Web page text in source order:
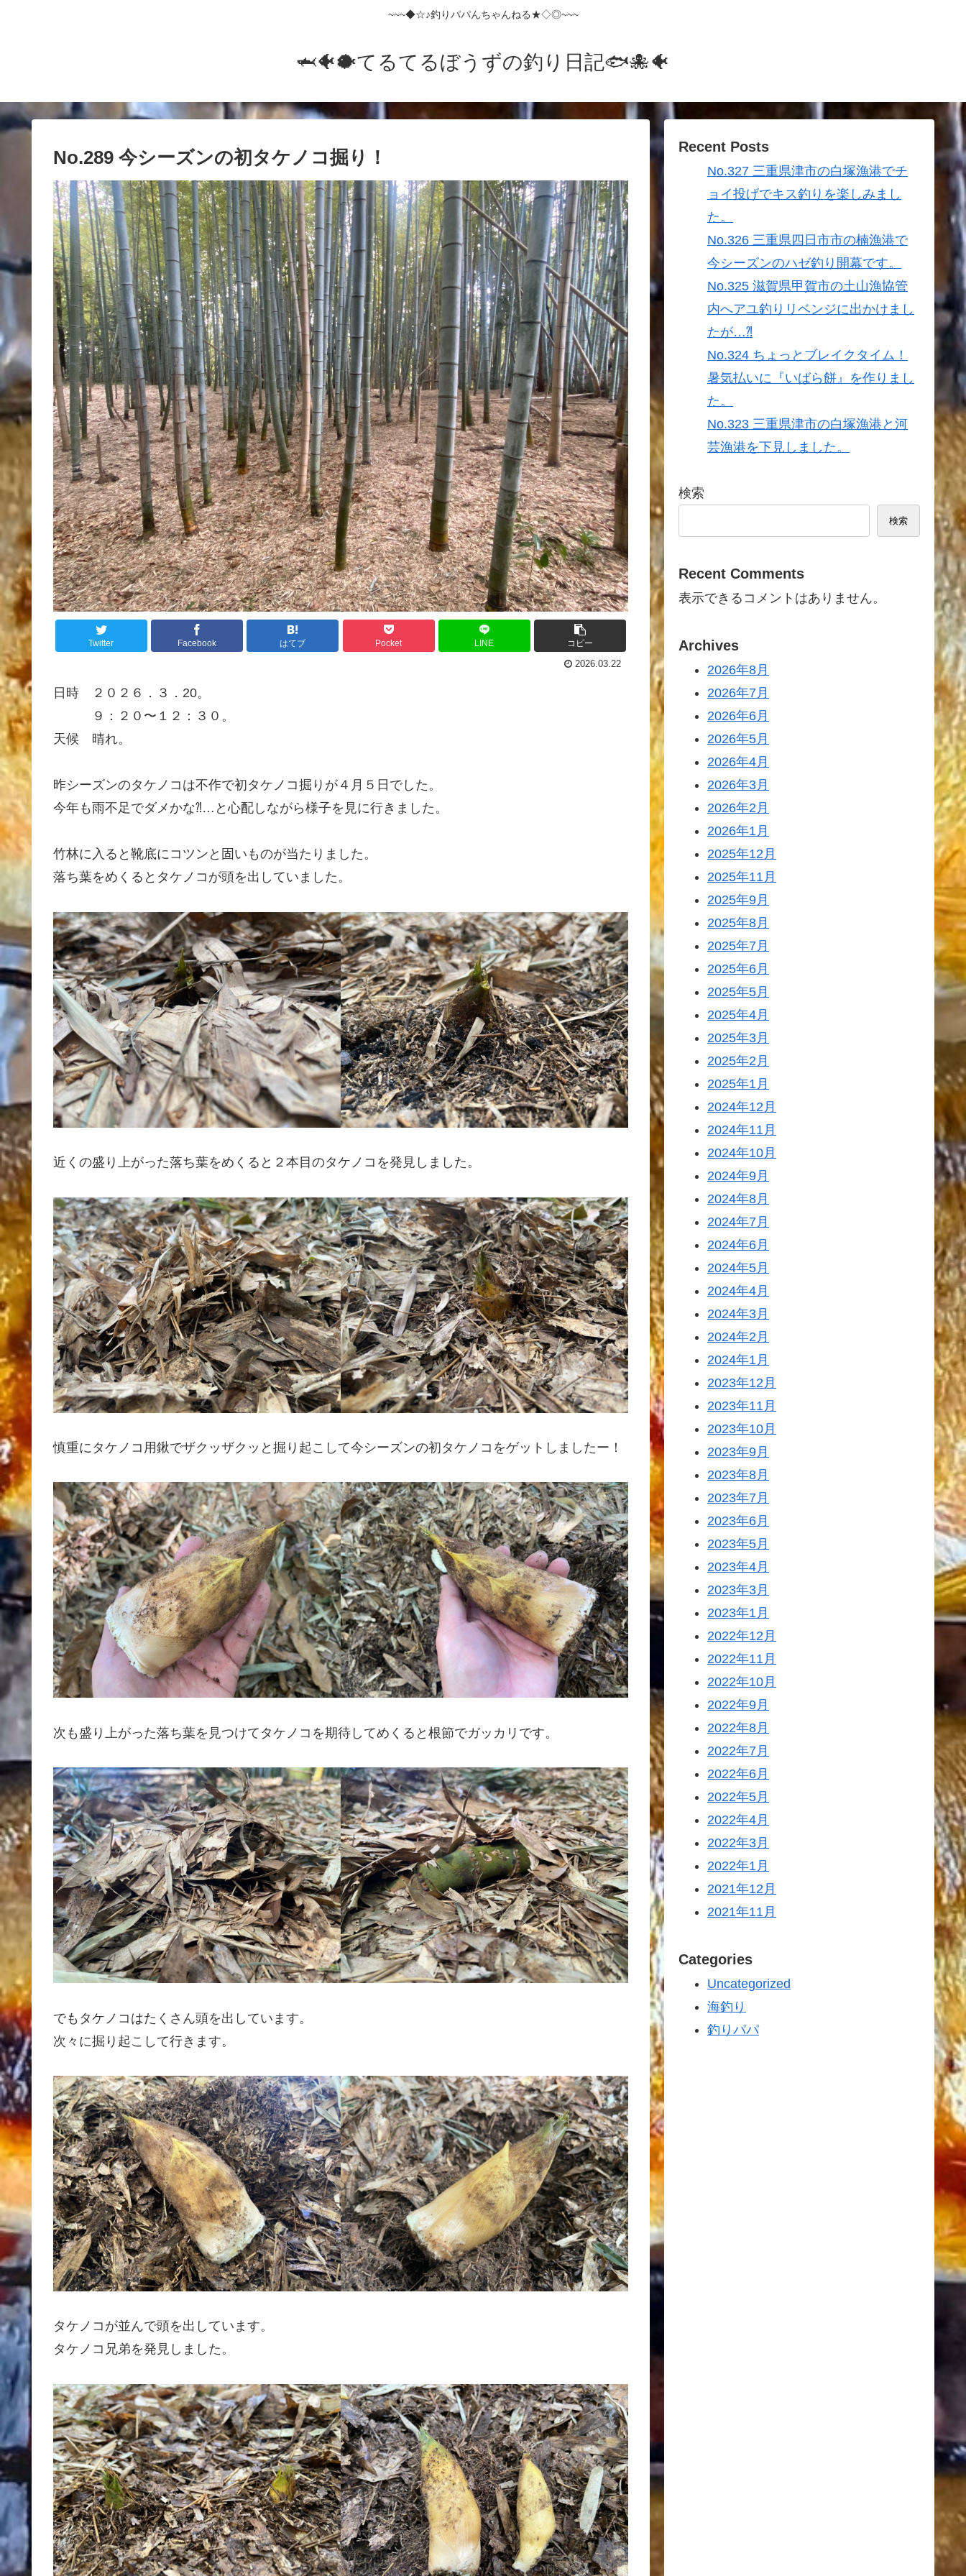
~~~◆☆♪釣りパパんちゃんねる★◇◎~~~
🦈🐠🐡てるてるぼうずの釣り日記🐟️🐙🐠
No.289 今シーズンの初タケノコ掘り！
Twitter Facebook はてブ Pocket LINE コピー
2026.03.22
日時 ２０２６．３．20。
９：２０〜１２：３０。
天候 晴れ。
昨シーズンのタケノコは不作で初タケノコ掘りが４月５日でした。
今年も雨不足でダメかな⁈…と心配しながら様子を見に行きました。
竹林に入ると靴底にコツンと固いものが当たりました。
落ち葉をめくるとタケノコが頭を出していました。
近くの盛り上がった落ち葉をめくると２本目のタケノコを発見しました。
慎重にタケノコ用鍬でザクッザクッと掘り起こして今シーズンの初タケノコをゲットしましたー！
次も盛り上がった落ち葉を見つけてタケノコを期待してめくると根節でガッカリです。
でもタケノコはたくさん頭を出しています。
次々に掘り起こして行きます。
タケノコが並んで頭を出しています。
タケノコ兄弟を発見しました。
Recent Posts
No.327 三重県津市の白塚漁港でチ
ョイ投げでキス釣りを楽しみまし
た。
No.326 三重県四日市市の楠漁港で
今シーズンのハゼ釣り開幕です。
No.325 滋賀県甲賀市の土山漁協管
内へアユ釣りリベンジに出かけまし
たが…⁈
No.324 ちょっとブレイクタイム！
暑気払いに『いばら餅』を作りまし
た。
No.323 三重県津市の白塚漁港と河
芸漁港を下見しました。
検索
検索
Recent Comments
表示できるコメントはありません。
Archives
2026年8月
2026年7月
2026年6月
2026年5月
2026年4月
2026年3月
2026年2月
2026年1月
2025年12月
2025年11月
2025年9月
2025年8月
2025年7月
2025年6月
2025年5月
2025年4月
2025年3月
2025年2月
2025年1月
2024年12月
2024年11月
2024年10月
2024年9月
2024年8月
2024年7月
2024年6月
2024年5月
2024年4月
2024年3月
2024年2月
2024年1月
2023年12月
2023年11月
2023年10月
2023年9月
2023年8月
2023年7月
2023年6月
2023年5月
2023年4月
2023年3月
2023年1月
2022年12月
2022年11月
2022年10月
2022年9月
2022年8月
2022年7月
2022年6月
2022年5月
2022年4月
2022年3月
2022年1月
2021年12月
2021年11月
Categories
Uncategorized
海釣り
釣りパパ